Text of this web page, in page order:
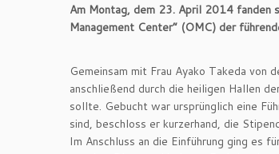
Am Montag, dem 23. April 2014 fanden
Management Center“ (OMC) der
Gemeinsam mit Frau Ayako Takeda
anschließend durch die heiligen Hallen
sollte. Gebucht war ursprünglich eine
sind, beschloss er kurzerhand, die
Im Anschluss an die Einführung ging es